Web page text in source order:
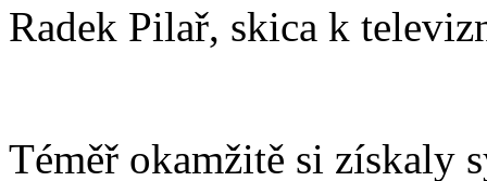
Radek Pilař, skica k
Téměř okamžitě si získaly